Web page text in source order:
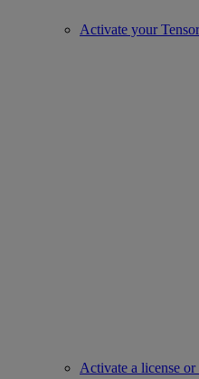
Activate your
Activate a license or